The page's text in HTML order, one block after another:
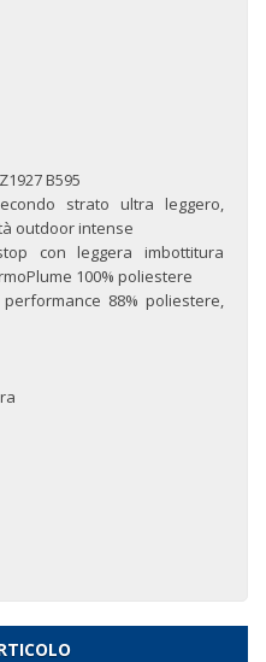
B595
strato ultra leggero,
outdoor intense
con leggera imbottitura
100% poliestere
88% poliestere,